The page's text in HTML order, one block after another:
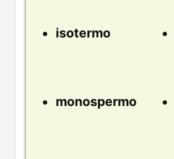
isotermo
monospermo